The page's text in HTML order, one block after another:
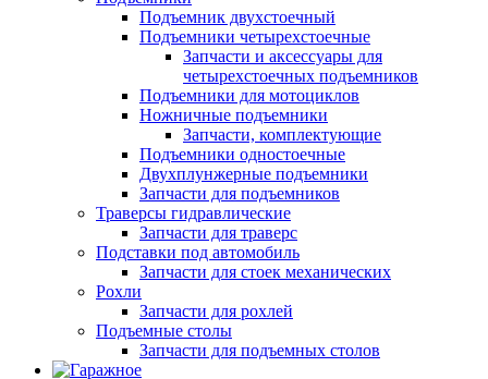
Подъемник двухстоечный
Подъемники четырехстоечные
Запчасти и аксессуары для
четырехстоечных подъемников
Подъемники для мотоциклов
Ножничные подъемники
Запчасти, комплектующие
Подъемники одностоечные
Двухплунжерные подъемники
Запчасти для подъемников
Траверсы гидравлические
Запчасти для траверс
Подставки под автомобиль
Запчасти для стоек механических
Рохли
Запчасти для рохлей
Подъемные столы
Запчасти для подъемных столов